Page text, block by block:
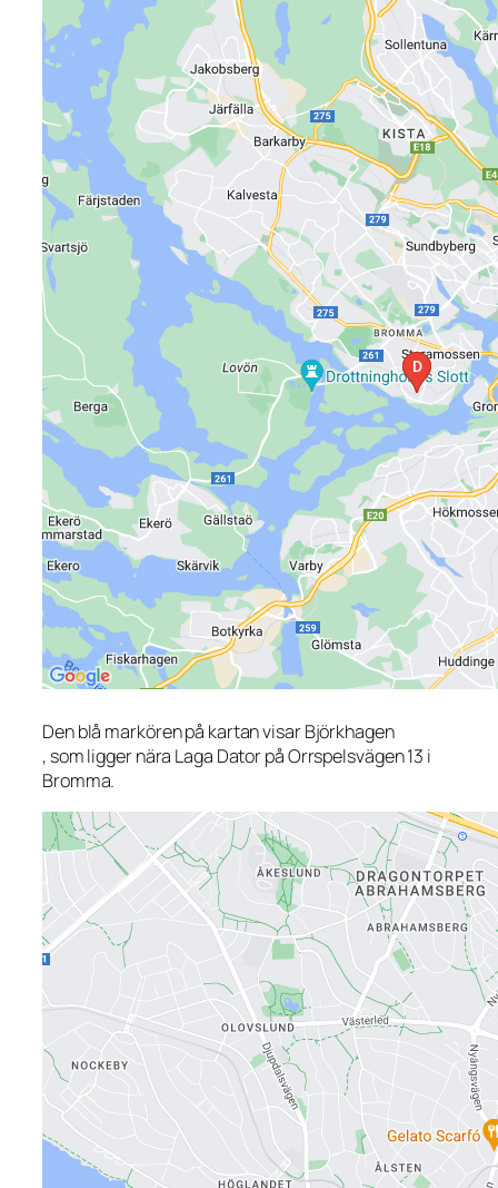
Den blå markören på kartan visar Björkhagen
, som ligger nära Laga Dator på Orrspelsvägen 13 i
Bromma.